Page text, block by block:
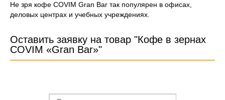
Не зря кофе COVIM Gran Bar так популярен в офисах,
деловых центрах и учебных учреждениях.
Оставить заявку на товар "Кофе в зернах
COVIM «Gran Bar»"